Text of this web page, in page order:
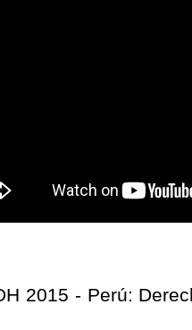
2015 - Perú: